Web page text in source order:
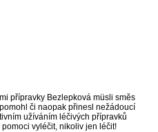
přípravky Bezlepková müsli směs
či naopak přinesl nežádoucí
užíváním léčivých přípravků
vyléčit, nikoliv jen léčit!